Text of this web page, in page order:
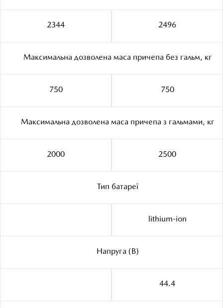
2344 2496
Максимальна дозволена маса причепа без гальм, кг
750 750
Максимальна дозволена маса причепа з гальмами, кг
2000 2500
Тип батареї
lithium-ion
Напруга (В)
44.4